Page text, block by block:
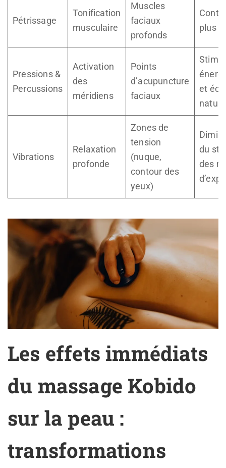
Pétrissage
Tonification
musculaire
Muscles
faciaux
profonds
plus
Pressions &
Percussions
Activation
des
méridiens
Points
d’acupuncture
faciaux
et
Vibrations
Relaxation
profonde
Zones de
tension
(nuque,
contour des
yeux)
du
des
Les effets immédiats
du massage Kobido
sur la peau :
transformations